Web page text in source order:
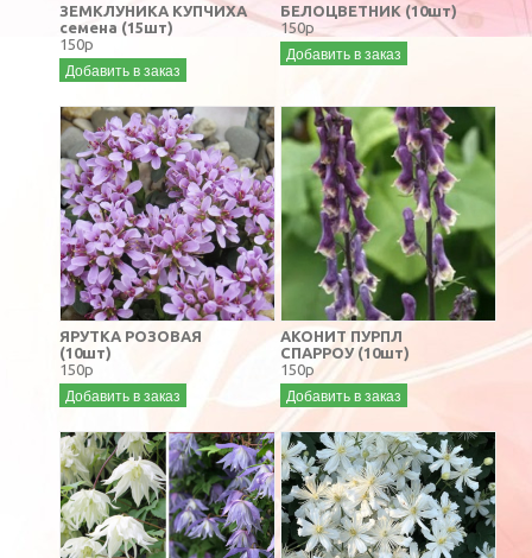
ЗЕМКЛУНИКА КУПЧИХА
семена (15шт)
150р
Добавить в заказ
БЕЛОЦВЕТНИК (10шт)
150р
Добавить в заказ
ЯРУТКА РОЗОВАЯ
(10шт)
150р
Добавить в заказ
АКОНИТ ПУРПЛ
СПАРРОУ (10шт)
150р
Добавить в заказ